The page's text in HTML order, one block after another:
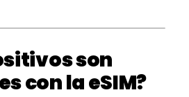
son
con la eSIM?